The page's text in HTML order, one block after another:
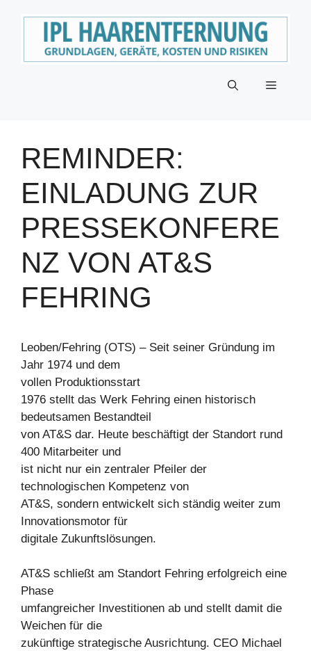
Menü
REMINDER:
EINLADUNG ZUR
PRESSEKONFERE
NZ VON AT&S
FEHRING
Leoben/Fehring (OTS) – Seit seiner Gründung im
Jahr 1974 und dem
vollen Produktionsstart
1976 stellt das Werk Fehring einen historisch
bedeutsamen Bestandteil
von AT&S dar. Heute beschäftigt der Standort rund
400 Mitarbeiter und
ist nicht nur ein zentraler Pfeiler der
technologischen Kompetenz von
AT&S, sondern entwickelt sich ständig weiter zum
Innovationsmotor für
digitale Zukunftslösungen.
AT&S schließt am Standort Fehring erfolgreich eine
Phase
umfangreicher Investitionen ab und stellt damit die
Weichen für die
zukünftige strategische Ausrichtung. CEO Michael